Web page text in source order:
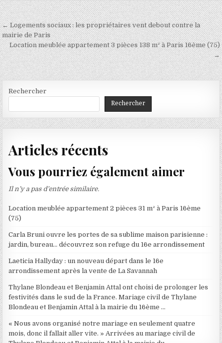
Navigation
de
l’article
← Logements sociaux : les propriétaires vent debout contre la
mairie de Paris
Location meublée appartement 3 pièces 138 m² à Paris 16ème (75)
→
Rechercher
Rechercher
Articles récents
Vous pourriez également aimer
Il n’y a pas d’entrée similaire.
Location meublée appartement 2 pièces 31 m² à Paris 16ème
(75)
Carla Bruni ouvre les portes de sa sublime maison parisienne :
jardin, bureau… découvrez son refuge du 16e arrondissement
Laeticia Hallyday : un nouveau départ dans le 16e
arrondissement après la vente de La Savannah
Thylane Blondeau et Benjamin Attal ont choisi de prolonger les
festivités dans le sud de la France. Mariage civil de Thylane
Blondeau et Benjamin Attal à la mairie du 16ème …
« Nous avons organisé notre mariage en seulement quatre
mois, donc il fallait aller vite. » Arrivées au mariage civil de